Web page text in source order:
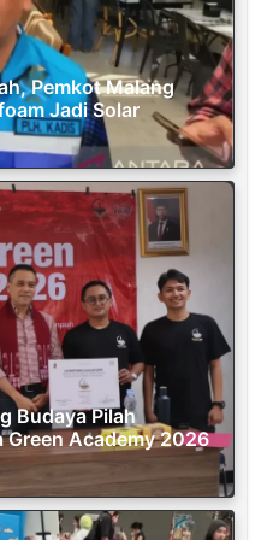
Pemkot Malang
Jadi Solar
Budaya Pilah
Green Academy 2026